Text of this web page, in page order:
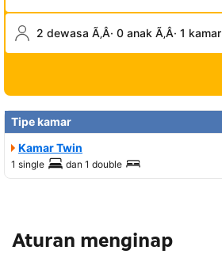
2 dewasa Ã‚Â· 0 anak Ã‚Â· 1 kamar
Tipe kamar
Kamar Twin
1 single dan 1 double
Aturan menginap